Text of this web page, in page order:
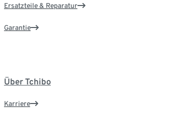
Ersatzteile & Reparatur
Garantie
Über Tchibo
Karriere